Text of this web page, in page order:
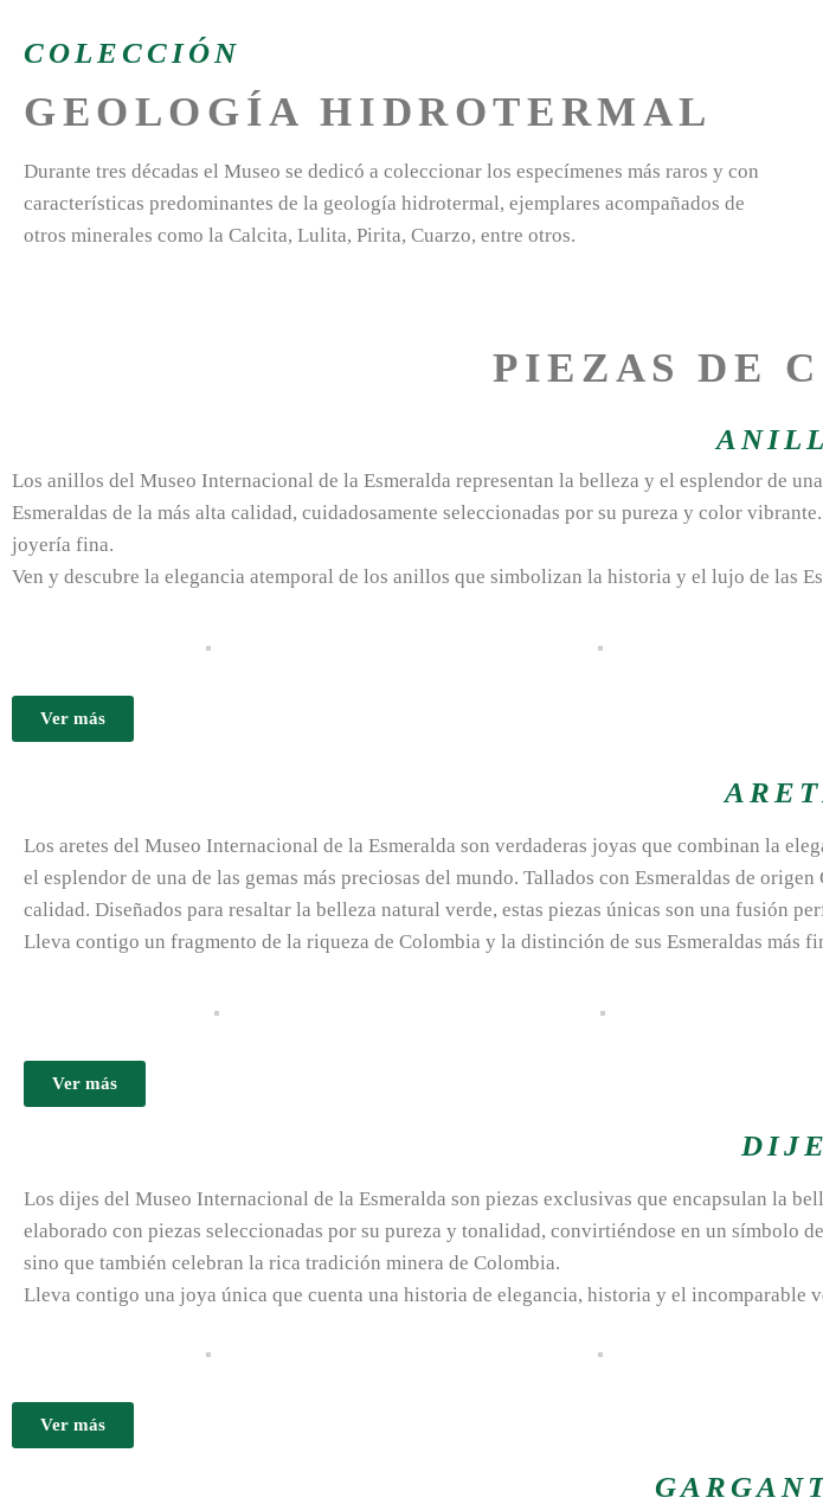
COLECCIÓN
GEOLOGÍA HIDROTERMAL
Durante tres décadas el Museo se dedicó a coleccionar los especímenes más raros y con
características predominantes de la geología hidrotermal, ejemplares acompañados de
otros minerales como la Calcita, Lulita, Pirita, Cuarzo, entre otros.
PIEZAS DE
Los anillos del Museo Internacional de la Esmeralda representan la belleza y el esplendor de
Esmeraldas de la más alta calidad, cuidadosamente seleccionadas por su pureza y color
joyería fina.
Ven y descubre la elegancia atemporal de los anillos que simbolizan la historia y el lujo de las
Ver más
Los aretes del Museo Internacional de la Esmeralda son verdaderas joyas que combinan la
el esplendor de una de las gemas más preciosas del mundo. Tallados con Esmeraldas de
calidad. Diseñados para resaltar la belleza natural verde, estas piezas únicas son una fusión
Lleva contigo un fragmento de la riqueza de Colombia y la distinción de sus Esmeraldas más
Ver más
Los dijes del Museo Internacional de la Esmeralda son piezas exclusivas que encapsulan la
elaborado con piezas seleccionadas por su pureza y tonalidad, convirtiéndose en un
sino que también celebran la rica tradición minera de Colombia.
Lleva contigo una joya única que cuenta una historia de elegancia, historia y el incomparable
Ver más